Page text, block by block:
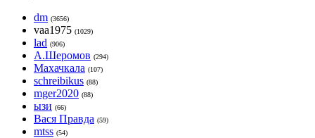
dm (3656)
vaa1975 (1029)
lad (906)
А.Шеромов (294)
Махачкала (107)
schreibikus (88)
mger2020 (88)
ызи (66)
Вася Правда (59)
mtss (54)